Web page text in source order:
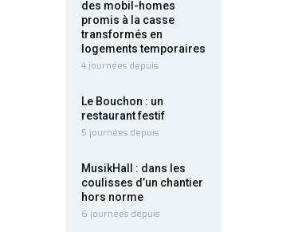
des mobil-homes
promis à la casse
transformés en
logements temporaires
4 journées depuis
Le Bouchon : un
restaurant festif
5 journées depuis
MusikHall : dans les
coulisses d’un chantier
hors norme
6 journées depuis